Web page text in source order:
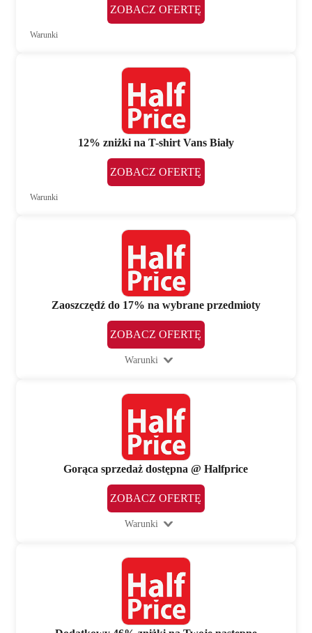
ZOBACZ OFERTĘ
Warunki
12% zniżki na T-shirt Vans Biały
ZOBACZ OFERTĘ
Warunki
Zaoszczędź do 17% na wybrane przedmioty
ZOBACZ OFERTĘ
Warunki
Gorąca sprzedaż dostępna @ Halfprice
ZOBACZ OFERTĘ
Warunki